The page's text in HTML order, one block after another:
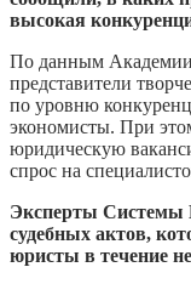
высокая
По данным
представители
по уровню
экономисты. При
юридическую
спрос на
Эксперты Системы
судебных актов,
юристы в течение